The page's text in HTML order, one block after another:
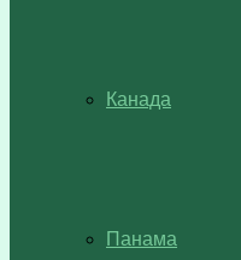
Канада
Панама